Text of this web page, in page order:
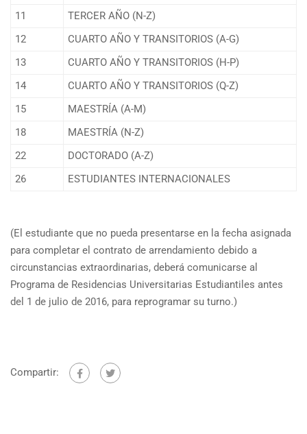
11
TERCER AÑO (N-Z)
12
CUARTO AÑO Y TRANSITORIOS (A-G)
13
CUARTO AÑO Y TRANSITORIOS (H-P)
14
CUARTO AÑO Y TRANSITORIOS (Q-Z)
15
MAESTRÍA (A-M)
18
MAESTRÍA (N-Z)
22
DOCTORADO (A-Z)
26
ESTUDIANTES INTERNACIONALES
(El estudiante que no pueda presentarse en la fecha asignada
para completar el contrato de arrendamiento debido a
circunstancias extraordinarias, deberá comunicarse al
Programa de Residencias Universitarias Estudiantiles antes
del 1 de julio de 2016, para reprogramar su turno.)
Compartir: